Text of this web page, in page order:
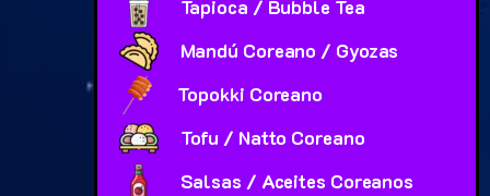
Tapioca / Bubble Tea
Mandú Coreano / Gyozas
Topokki Coreano
Tofu / Natto Coreano
Salsas / Aceites Coreanos